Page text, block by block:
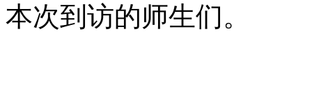
本次到访的师生们。